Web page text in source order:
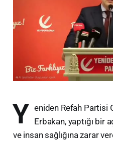
Y eniden Refah Partisi
Erbakan, yaptığı bir
ve insan sağlığına zarar